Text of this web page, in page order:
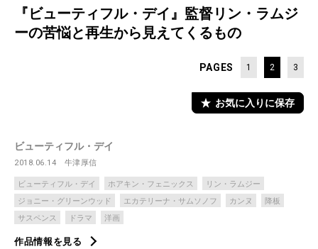
『ビューティフル・デイ』監督リン・ラムジ
ーの苦悩と再生から見えてくるもの
PAGES 1 2 3
お気に入りに保存
ビューティフル・デイ
2018.06.14 牛津厚信
ビューティフル・デイ ホアキン・フェニックス
リン・ラムジー
ジョニー・グリーンウッド
エカテリーナ・サムソノフ カンヌ
降板
サスペンス
ドラマ 洋画
作品情報を見る